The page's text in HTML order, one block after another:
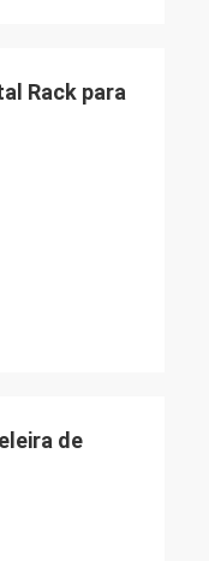
Rack para
de